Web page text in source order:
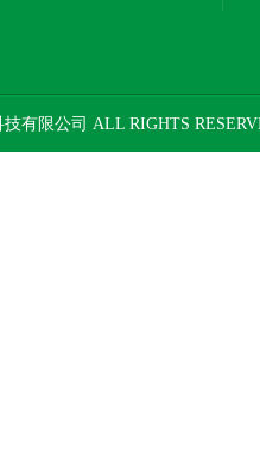
有限公司 ALL RIGHTS